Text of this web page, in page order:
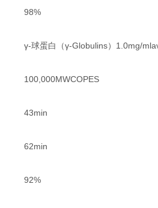
98%
γ-球蛋白（γ-Globulins）1.0mg/
100,000MWCOPES
43min
62min
92%